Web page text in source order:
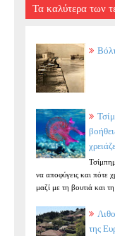
Τα καλύτερα των
να αποφύγεις και πότε
μαζί με τη βουτιά και
της